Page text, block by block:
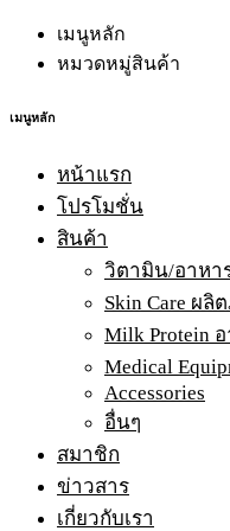
เมนูหลัก
หมวดหมู่สินค้า
เมนูหลัก
หน้าแรก
โปรโมชั่น
สินค้า
วิตามิน/อาหา
Skin Care ผ
Milk Protein
Medical
Accessories
อื่นๆ
สมาชิก
ข่าวสาร
เกี่ยวกับเรา